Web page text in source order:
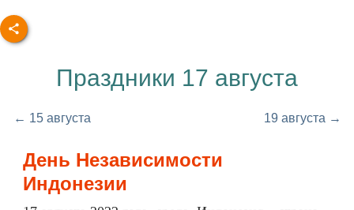
Праздники 17 августа
← 15 августа 19 августа →
День Независимости
Индонезии